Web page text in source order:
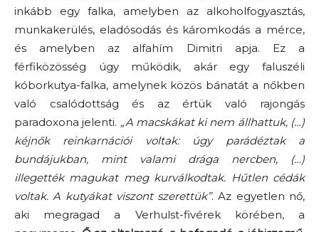
inkább egy falka, amelyben az alkoholfogyasztás,
munkakerülés, eladósodás és káromkodás a mérce,
és amelyben az alfahím Dimitri apja. Ez a
férfiközösség úgy működik, akár egy faluszéli
kóborkutya-falka, amelynek közös bánatát a nőkben
való csalódottság és az értük való rajongás
paradoxona jelenti. „A macskákat ki nem állhattuk, (…)
kéjnők reinkarnációi voltak: úgy parádéztak a
bundájukban, mint valami drága nercben, (…)
illegették magukat meg kurválkodtak. Hűtlen cédák
voltak. A kutyákat viszont szerettük”. Az egyetlen nő,
aki megragad a Verhulst-fivérek körében, a